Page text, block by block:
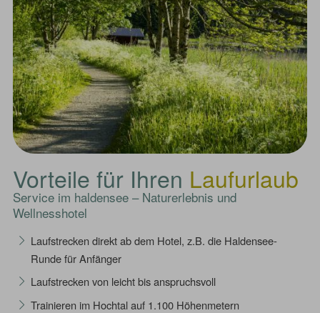
Vorteile für Ihren Laufurlaub
Service im haldensee – Naturerlebnis und
Wellnesshotel
Laufstrecken direkt ab dem Hotel, z.B. die Haldensee-
Runde für Anfänger
Laufstrecken von leicht bis anspruchsvoll
Trainieren im Hochtal auf 1.100 Höhenmetern